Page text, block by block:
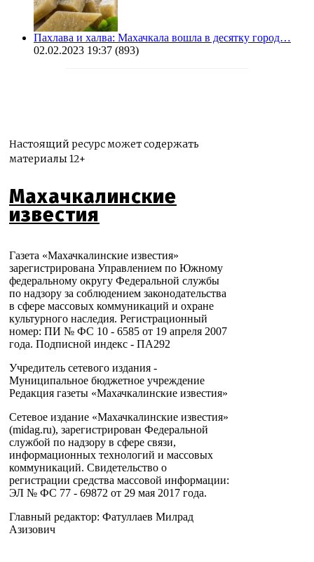
Пахлава и халва: Махачкала вошла в десятку город…
02.02.2023 19:37 (893)
Настоящий ресурс может содержать
материалы 12+
Махачкалинские
известия
Газета «Махачкалинские известия»
зарегистрирована Управлением по Южному
федеральному округу Федеральной службы
по надзору за соблюдением законодательства
в сфере массовых коммуникаций и охране
культурного наследия. Регистрационный
номер: ПИ № ФС 10 - 6585 от 19 апреля 2007
года. Подписной индекс - ПА292
Учредитель сетевого издания -
Муниципальное бюджетное учреждение
Редакция газеты «Махачкалинские известия»
Сетевое издание «Махачкалинские известия»
(midag.ru), зарегистрирован Федеральной
службой по надзору в сфере связи,
информационных технологий и массовых
коммуникаций. Свидетельство о
регистрации средства массовой информации:
ЭЛ № ФС 77 - 69872 от 29 мая 2017 года.
Главный редактор: Фатуллаев Милрад
Азизович